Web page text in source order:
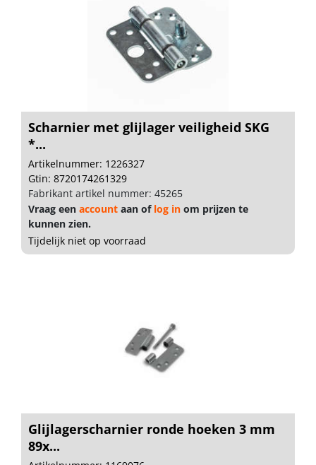
Scharnier met glijlager veiligheid SKG
*...
Artikelnummer: 1226327
Gtin: 8720174261329
Fabrikant artikel nummer: 45265
Vraag een account aan of log in om prijzen te
kunnen zien.
Tijdelijk niet op voorraad
Glijlagerscharnier ronde hoeken 3 mm
89x...